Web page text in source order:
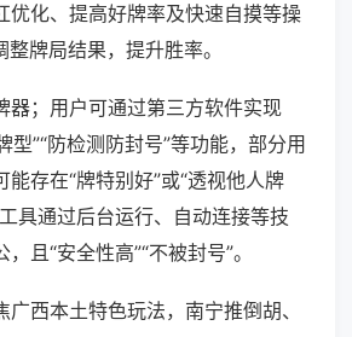
优化、提高好牌率及快速自摸等操
牌局结果，提升胜率。
器；用户可通过第三方软件实现
型”“防检测防封号”等功能，部分用
能存在“牌特别好”或“透视他人牌
具通过后台运行、自动连接等技
且“安全性高”“不被封号”。
广西本土特色玩法，南宁推倒胡、